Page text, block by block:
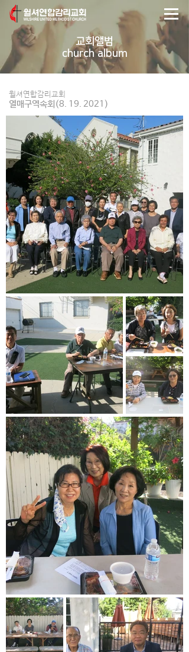
교회앨범
church album
윌셔연합감리교회
열매구역속회(8. 19. 2021)